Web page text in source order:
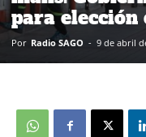
para elección
Por Radio SAGO - 9 de abril